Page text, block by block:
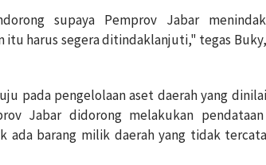
supaya Pemprov Jabar
itu harus segera ditindaklanjuti," tegas
pada pengelolaan aset daerah yang
Jabar didorong melakukan
ada barang milik daerah yang tidak